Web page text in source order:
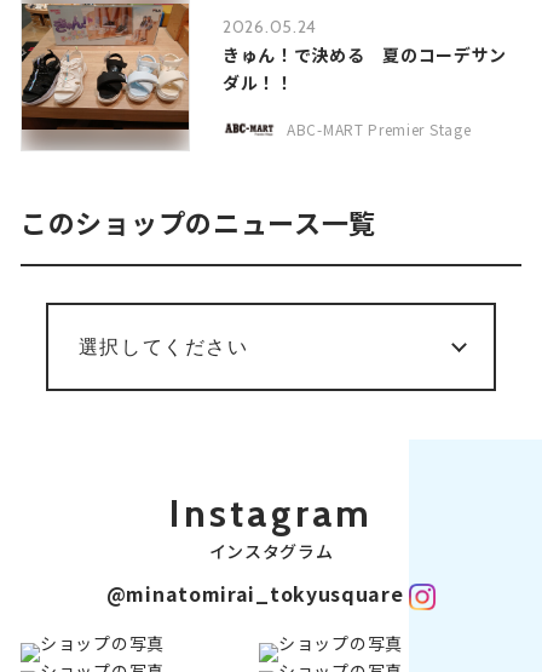
2026.05.24
きゅん！で決める 夏のコーデサン
ダル！！
ABC-MART Premier Stage
このショップのニュース一覧
Instagram
インスタグラム
@minatomirai_tokyusquare